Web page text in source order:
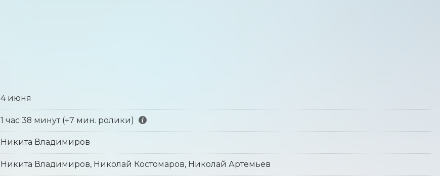
4 июня
1 час 38 минут (+7 мин. ролики)
Никита Владимиров
Никита Владимиров, Николай Костомаров, Николай Артемьев